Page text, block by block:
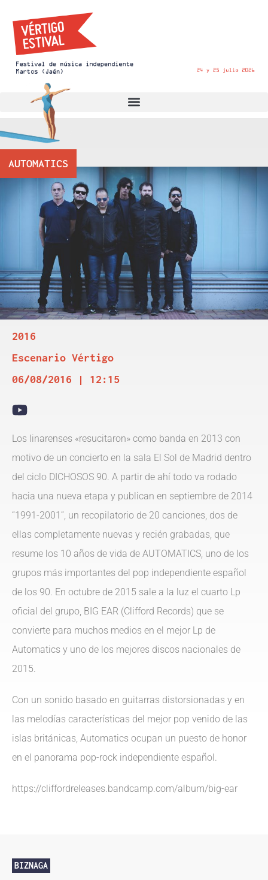
AUTOMATICS
2016
Escenario Vértigo
06/08/2016 | 12:15
Los linarenses «resucitaron» como banda en 2013 con
motivo de un concierto en la sala El Sol de Madrid dentro
del ciclo DICHOSOS 90. A partir de ahí todo va rodado
hacia una nueva etapa y publican en septiembre de 2014
“1991-2001”, un recopilatorio de 20 canciones, dos de
ellas completamente nuevas y recién grabadas, que
resume los 10 años de vida de AUTOMATICS, uno de los
grupos más importantes del pop independiente español
de los 90. En octubre de 2015 sale a la luz el cuarto Lp
oficial del grupo, BIG EAR (Clifford Records) que se
convierte para muchos medios en el mejor Lp de
Automatics y uno de los mejores discos nacionales de
2015.
Con un sonido basado en guitarras distorsionadas y en
las melodías características del mejor pop venido de las
islas británicas, Automatics ocupan un puesto de honor
en el panorama pop-rock independiente español.
https://cliffordreleases.bandcamp.com/album/big-ear
BIZNAGA